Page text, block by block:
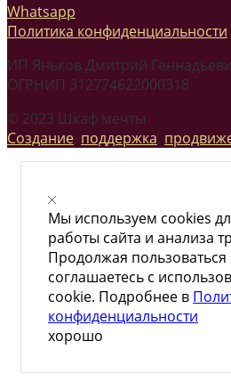
Whatsapp
Политика конфиденциальности
ИП Яньков Дмитрий
ОГРНИП 312774622000318
© 2023 Шкаф мечты
Создание, поддержка,
Мы используем cookies
работы сайта и анализа
Продолжая
соглашаетесь с
cookie. Подробнее в
конфиденциальности
хорошо